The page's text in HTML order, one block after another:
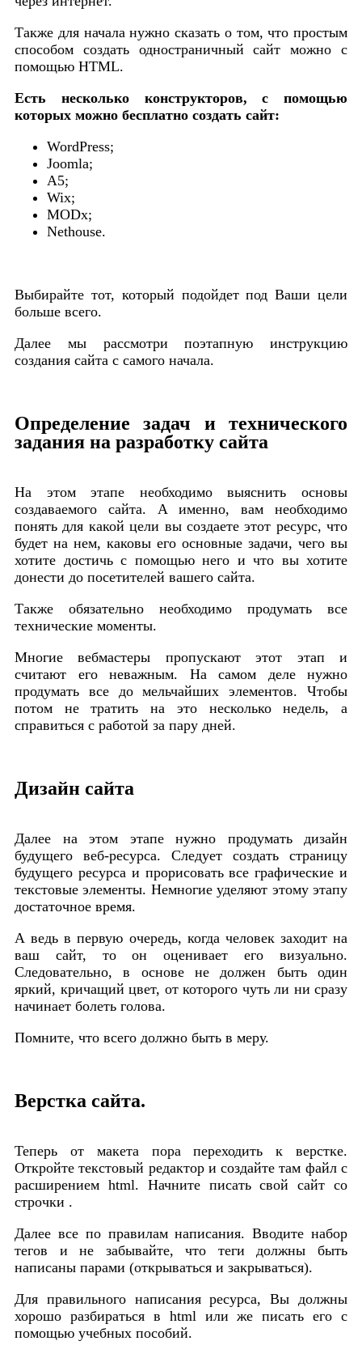
Также для начала нужно сказать о том, что простым
способом создать одностраничный сайт можно с
помощью HTML.
Есть несколько конструкторов, с помощью
которых можно бесплатно создать сайт:
WordPress;
Joomla;
A5;
Wix;
MODx;
Nethouse.
Выбирайте тот, который подойдет под Ваши цели
больше всего.
Далее мы рассмотри поэтапную инструкцию
создания сайта с самого начала.
Определение задач и технического
задания на разработку сайта
На этом этапе необходимо выяснить основы
создаваемого сайта. А именно, вам необходимо
понять для какой цели вы создаете этот ресурс, что
будет на нем, каковы его основные задачи, чего вы
хотите достичь с помощью него и что вы хотите
донести до посетителей вашего сайта.
Также обязательно необходимо продумать все
технические моменты.
Многие вебмастеры пропускают этот этап и
считают его неважным. На самом деле нужно
продумать все до мельчайших элементов. Чтобы
потом не тратить на это несколько недель, а
справиться с работой за пару дней.
Дизайн сайта
Далее на этом этапе нужно продумать дизайн
будущего веб-ресурса. Следует создать страницу
будущего ресурса и прорисовать все графические и
текстовые элементы. Немногие уделяют этому этапу
достаточное время.
А ведь в первую очередь, когда человек заходит на
ваш сайт, то он оценивает его визуально.
Следовательно, в основе не должен быть один
яркий, кричащий цвет, от которого чуть ли ни сразу
начинает болеть голова.
Помните, что всего должно быть в меру.
Верстка сайта.
Теперь от макета пора переходить к верстке.
Откройте текстовый редактор и создайте там файл с
расширением html. Начните писать свой сайт со
строчки .
Далее все по правилам написания. Вводите набор
тегов и не забывайте, что теги должны быть
написаны парами (открываться и закрываться).
Для правильного написания ресурса, Вы должны
хорошо разбираться в html или же писать его с
помощью учебных пособий.